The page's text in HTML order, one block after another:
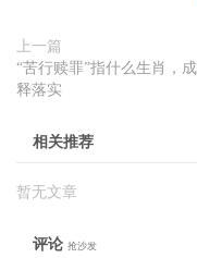
上一篇
“苦行赎罪”指什么生肖，
释落实
相关推荐
暂无文章
评论 抢沙发